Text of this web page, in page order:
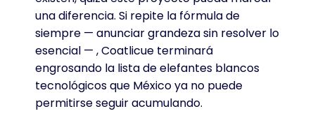
una diferencia. Si repite la fórmula de
siempre — anunciar grandeza sin resolver lo
esencial — , Coatlicue terminará
engrosando la lista de elefantes blancos
tecnológicos que México ya no puede
permitirse seguir acumulando.